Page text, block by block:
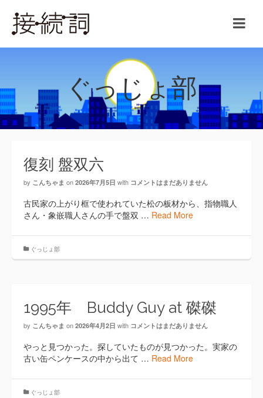
ぐっじょ部
復刻 盤双六
by こんちゃま on 2026年7月5日 with コメントはまだありません
古民家の上がり框で使われていた松の板材から、指物職人
さん・象嵌職人さんの手で盤双 … Read More
ぐっじょ部
1995年 Buddy Guy at 磔磔
by こんちゃま on 2026年4月2日 with コメントはまだありません
やっと見つかった。探していたものが見つかった。実家の
古い缶ペンケースの中から出て … Read More
ぐっじょ部